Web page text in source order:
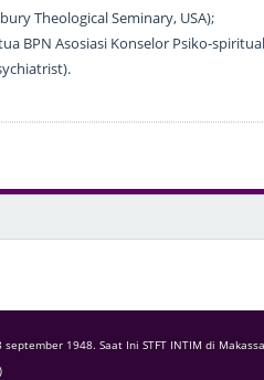
Theological Seminary, USA);
BPN Asosiasi Konselor Psiko-
1948. Saat Ini STFT INTIM di